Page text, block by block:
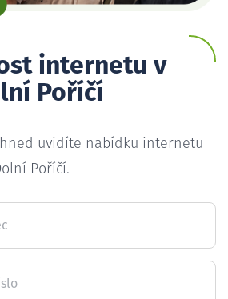
internetu v
Poříčí
uvidíte nabídku internetu
Poříčí.